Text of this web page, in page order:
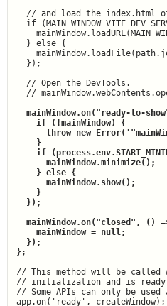
// and load the index.html
if
  } else {
  });
  // Open the DevTools.
//
mainWindow.on("ready-to-
    if (!mainWindow) {
throw new
    }
if
      mainWindow.minimize();
    } else {
      mainWindow.show();
    }
  });
mainWindow.on("closed", ()
    mainWindow = null;
  });
};
// This method will be called
// initialization and is ready
// Some APIs can only be
app.on('ready', createWindow);